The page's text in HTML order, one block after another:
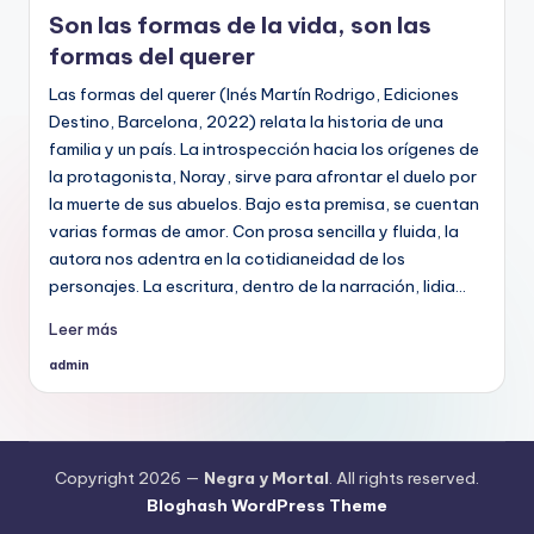
Son las formas de la vida, son las
formas del querer
Las formas del querer (Inés Martín Rodrigo, Ediciones
Destino, Barcelona, 2022) relata la historia de una
familia y un país. La introspección hacia los orígenes de
la protagonista, Noray, sirve para afrontar el duelo por
la muerte de sus abuelos. Bajo esta premisa, se cuentan
varias formas de amor. Con prosa sencilla y fluida, la
autora nos adentra en la cotidianeidad de los
personajes. La escritura, dentro de la narración, lidia…
Leer más
Publicado
admin
Copyright 2026 — Negra y Mortal . All rights reserved.
Bloghash WordPress Theme